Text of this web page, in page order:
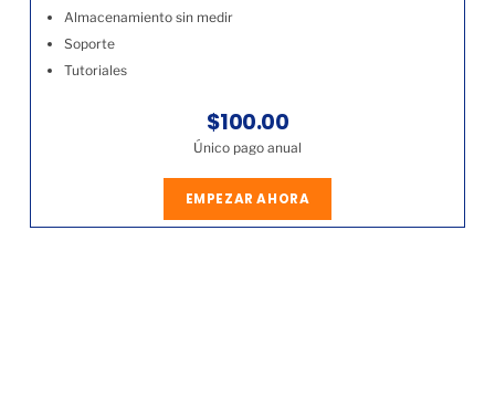
Almacenamiento sin medir
Soporte
Tutoriales
$100.00
Único pago anual
EMPEZAR AHORA